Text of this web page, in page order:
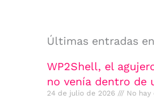
Últimas entradas
WP2Shell, el
no venía dentro de
24 de julio de 2026 No hay